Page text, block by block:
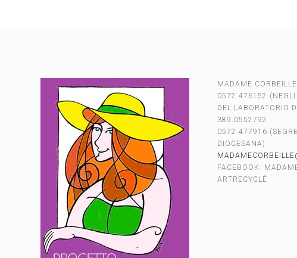
MADAME CORBEILLE
0572 476152 (NEGLI
DEL LABORATORIO
389.0552792
0572 477916
DIOCESANA)
FACEBOOK:
ARTRECYCLÉ